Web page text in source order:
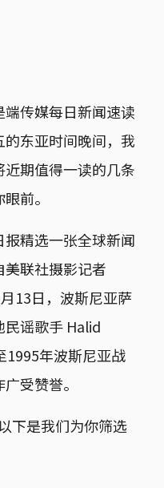
传媒每日新闻速读
东亚时间晚间，我
期值得一读的几条
前。
精选一张全球新闻
联社摄影记者
13日，波斯尼亚萨
谣歌手 Halid
1995年波斯尼亚战
受赞誉。
下是我们为你筛选